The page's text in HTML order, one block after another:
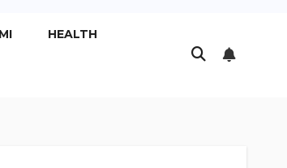
HEALTH